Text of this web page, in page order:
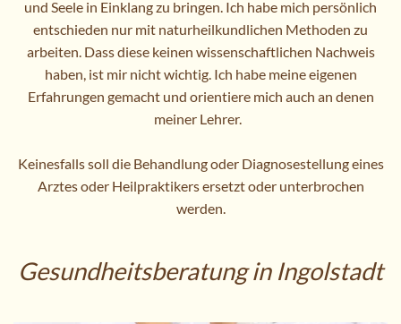
und Seele in Einklang zu bringen. Ich habe mich persönlich
entschieden nur mit naturheilkundlichen Methoden zu
arbeiten. Dass diese keinen wissenschaftlichen Nachweis
haben, ist mir nicht wichtig. Ich habe meine eigenen
Erfahrungen gemacht und orientiere mich auch an denen
meiner Lehrer.
Keinesfalls soll die Behandlung oder Diagnosestellung eines
Arztes oder Heilpraktikers ersetzt oder unterbrochen
werden.
Gesundheitsberatung in Ingolstadt